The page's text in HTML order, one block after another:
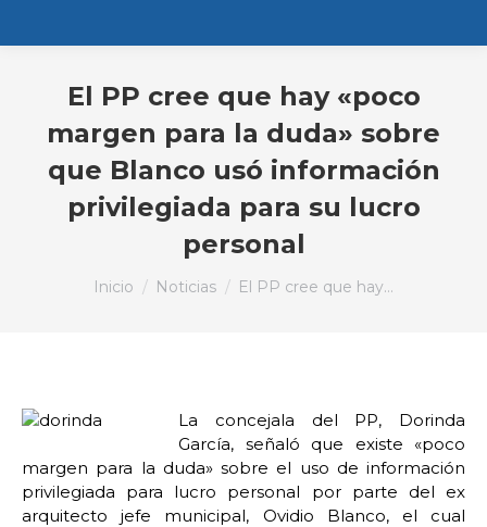
El PP cree que hay «poco
margen para la duda» sobre
que Blanco usó información
privilegiada para su lucro
personal
Estás aquí:
Inicio Noticias El PP cree que hay…
La concejala del PP, Dorinda
García, señaló que existe «poco
margen para la duda» sobre el uso de información
privilegiada para lucro personal por parte del ex
arquitecto jefe municipal, Ovidio Blanco, el cual